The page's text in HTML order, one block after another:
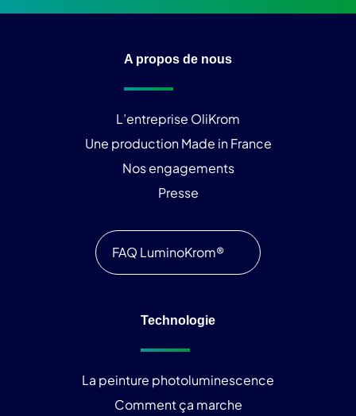
A propos de nous
L’entreprise OliKrom
Une production Made in France
Nos engagements
Presse
FAQ LuminoKrom®
Technologie
La peinture photoluminescence
Comment ça marche